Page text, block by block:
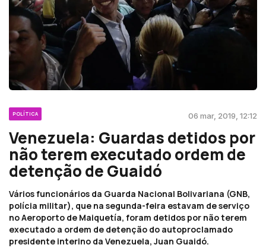
POLÍTICA 06 mar, 2019, 12:12
Venezuela: Guardas detidos por
não terem executado ordem de
detenção de Guaidó
Vários funcionários da Guarda Nacional Bolivariana (GNB,
polícia militar), que na segunda-feira estavam de serviço
no Aeroporto de Maiquetía, foram detidos por não terem
executado a ordem de detenção do autoproclamado
presidente interino da Venezuela, Juan Guaidó.